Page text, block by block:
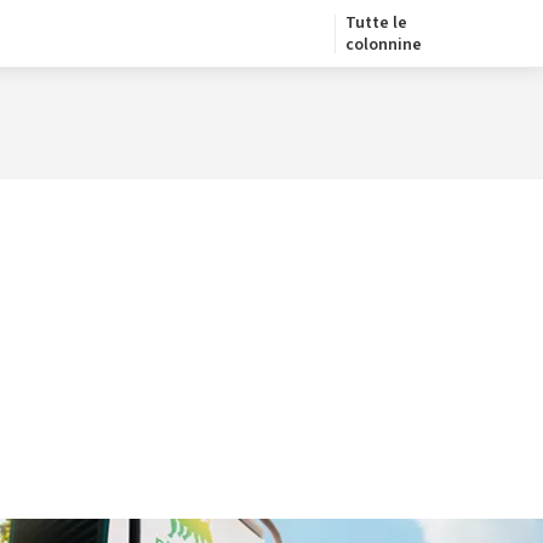
Tutte le
colonnine